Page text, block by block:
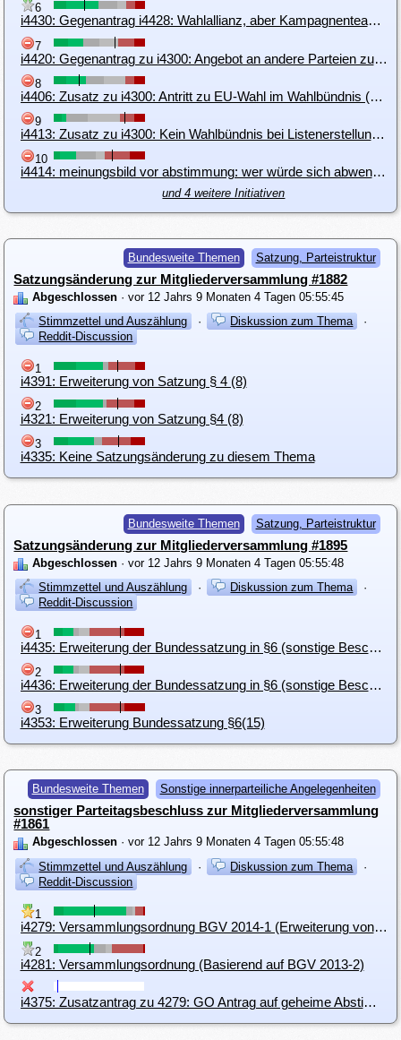
6
i4430: Gegenantrag i4428: Wahlallianz, aber Kampagnenteam an Bundesorgane anbinden
7
i4420: Gegenantrag zu i4300: Angebot an andere Parteien zur Unterstützung einer gemeinsamen Wahlplattform
8
i4406: Zusatz zu i4300: Antritt zu EU-Wahl im Wahlbündnis (KPÖ, Wandel, PIRAT)
9
i4413: Zusatz zu i4300: Kein Wahlbündnis bei Listenerstellung auf Basis einer Quote
10
i4414: meinungsbild vor abstimmung: wer würde sich abwenden?
und 4 weitere Initiativen
Bundesweite Themen Satzung, Parteistruktur
Satzungsänderung zur Mitgliederversammlung #1882
Abgeschlossen · vor 12 Jahrs 9 Monaten 4 Tagen 05:55:45
Stimmzettel und Auszählung
· Diskussion zum Thema
·
Reddit-Discussion
1
i4391: Erweiterung von Satzung § 4 (8)
2
i4321: Erweiterung von Satzung §4 (8)
3
i4335: Keine Satzungsänderung zu diesem Thema
Bundesweite Themen Satzung, Parteistruktur
Satzungsänderung zur Mitgliederversammlung #1895
Abgeschlossen · vor 12 Jahrs 9 Monaten 4 Tagen 05:55:48
Stimmzettel und Auszählung
· Diskussion zum Thema
·
Reddit-Discussion
1
i4435: Erweiterung der Bundessatzung in §6 (sonstige Beschlüsse)
2
i4436: Erweiterung der Bundessatzung in §6 (sonstige Beschlüsse und Satzung)
3
i4353: Erweiterung Bundessatzung §6(15)
Bundesweite Themen Sonstige innerparteiliche Angelegenheiten
sonstiger Parteitagsbeschluss zur Mitgliederversammlung
#1861
Abgeschlossen · vor 12 Jahrs 9 Monaten 4 Tagen 05:55:48
Stimmzettel und Auszählung
· Diskussion zum Thema
·
Reddit-Discussion
1
i4279: Versammlungsordnung BGV 2014-1 (Erweiterung von 2012-1)
2
i4281: Versammlungsordnung (Basierend auf BGV 2013-2)
i4375: Zusatzantrag zu 4279: GO Antrag auf geheime Abstimmung